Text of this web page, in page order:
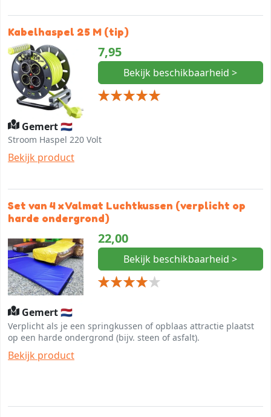
Kabelhaspel 25 M (tip)
7,95
Bekijk beschikbaarheid >
Gemert 🇳🇱
Stroom Haspel 220 Volt
Bekijk product
Set van 4 x Valmat Luchtkussen (verplicht op
harde ondergrond)
22,00
Bekijk beschikbaarheid >
Gemert 🇳🇱
Verplicht als je een springkussen of opblaas attractie plaatst
op een harde ondergrond (bijv. steen of asfalt).
Bekijk product